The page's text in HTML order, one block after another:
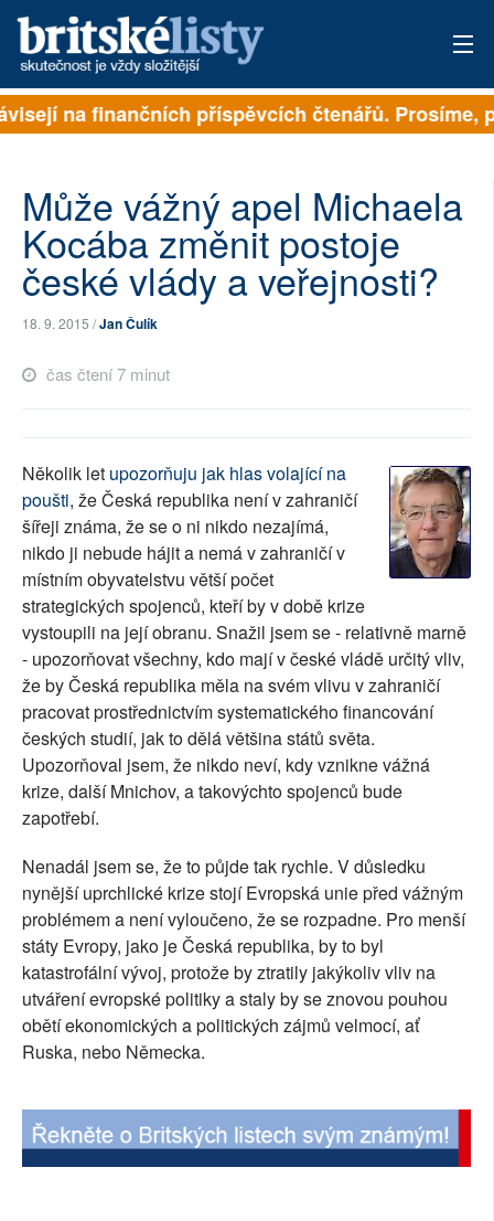
PŘIHLÁSIT
ARCHIV
ROZHOVORY
TÉMATA
NEJČTENĚJŠÍ ZA 7 DNÍ
PŘÍSPĚVKY NA PROVOZ
SOCIÁLNÍ SÍTĚ
RUBRIKY
PLNÁ VERZE STRÁNEK
na finančních příspěvcích čtenářů. Prosíme,
Může vážný apel Michaela
Kocába změnit postoje
české vlády a veřejnosti?
18. 9. 2015 /Jan Čulík
čas čtení 7 minut
Několik let upozorňuju jak hlas volající na
poušti, že Česká republika není v zahraničí
šířeji známa, že se o ni nikdo nezajímá,
nikdo ji nebude hájit a nemá v zahraničí v
místním obyvatelstvu větší počet
strategických spojenců, kteří by v době krize
vystoupili na její obranu. Snažil jsem se - relativně marně
- upozorňovat všechny, kdo mají v české vládě určitý vliv,
že by Česká republika měla na svém vlivu v zahraničí
pracovat prostřednictvím systematického financování
českých studií, jak to dělá většina států světa.
Upozorňoval jsem, že nikdo neví, kdy vznikne vážná
krize, další Mnichov, a takovýchto spojenců bude
zapotřebí.
Nenadál jsem se, že to půjde tak rychle. V důsledku
nynější uprchlické krize stojí Evropská unie před vážným
problémem a není vyloučeno, že se rozpadne. Pro menší
státy Evropy, jako je Česká republika, by to byl
katastrofální vývoj, protože by ztratily jakýkoliv vliv na
utváření evropské politiky a staly by se znovou pouhou
obětí ekonomických a politických zájmů velmocí, ať
Ruska, nebo Německa.